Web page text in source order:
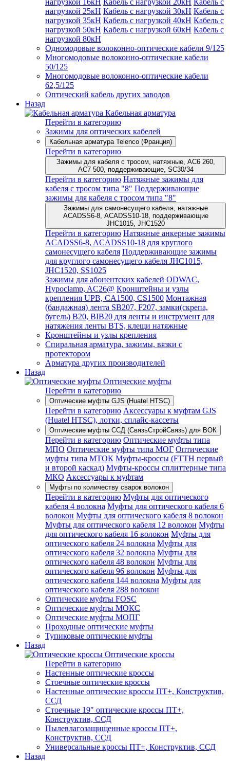
нагрузкой 16кН Кабель с нагрузкой 20кН Кабель с
нагрузкой 25кН Кабель с нагрузкой 30кН Кабель с
нагрузкой 35кН Кабель с нагрузкой 40кН Кабель с
нагрузкой 50кН Кабель с нагрузкой 60кН Кабель с
нагрузкой 80кН
Одномодовые волоконно-оптические кабели 9/125
Многомодовые волоконно-оптические кабели
50/125
Многомодовые волоконно-оптические кабели
62,5/125
Оптический кабель других заводов
Назад
Кабельная арматура
Перейти в категорию
Зажимы для оптических кабелей
Кабельная арматура Telenco (Франция)
Перейти в категорию
Зажимы для кабеля с тросом, натяжные, AC6 260,
AC7 500, поддерживающие, SC30/34
Перейти в категорию Натяжные зажимы для
кабеля с тросом типа "8" Поддерживающие
зажимы для кабеля с тросом типа "8"
Зажимы для самонесущего кабеля, натяжные
ACADSS6-8, ACADSS10-18, поддерживающие
JHC1015, JHC1520
Перейти в категорию Натяжные анкерные зажимы
ACADSS6-8, ACADSS10-18 для круглого
самонесущего кабеля Поддерживающие зажимы
для круглого самонесущего кабеля JHC1015,
JHC1520, SS1025
Зажимы для абонентских кабелей ODWAC,
Hypoclamp, AC26@ Кронштейны и узлы
крепления UPB, CA1500, CS1500 Монтажная
(бандажная) лента SB207, F207, замки(скрепа,
бугель) B20, BIB20 для ленты и инструмент для
натяжения ленты BTS, клещи натяжные
Кронштейны и узлы крепления
Спиральная арматура, зажимы, вязки с
протектором
Арматура других производителей
Назад
Оптические муфты
Перейти в категорию
Оптические муфты GJS (Huatel HTSC)
Перейти в категорию Аксессуары к муфтам GJS
(Huatel HTSC), лотки, сплайс-кассеты
Оптические муфты ССД (СвязьСтройСвязь) для ВОК
Перейти в категорию Оптические муфты типа
МПО Оптические муфты типа МОГ Оптические
муфты типа МТОК Муфты-кроссы (FTTH первый
и второй каскад) Муфты-кроссы сплиттерные типа
МКО Аксессуары к муфтам
Муфты по количеству сварок волокон
Перейти в категорию Муфты для оптического
кабеля 4 волокна Муфты для оптического кабеля 6
волокон Муфты для оптического кабеля 8 волокон
Муфты для оптического кабеля 12 волокон Муфты
для оптического кабеля 16 волокон Муфты для
оптического кабеля 24 волокна Муфты для
оптического кабеля 32 волокна Муфты для
оптического кабеля 48 волокон Муфты для
оптического кабеля 96 волокон Муфты для
оптического кабеля 144 волокна Муфты для
оптического кабеля 288 волокон
Оптические муфты FOSC
Оптические муфты МОКС
Оптические муфты МОПГ
Проходные оптические муфты
Тупиковые оптические муфты
Назад
Оптические кроссы
Перейти в категорию
Настенные оптические кроссы
Стоечные оптические кроссы
Настенные оптические кроссы ПТ+, Конструктив,
ССД
Стоечные 19" оптические кроссы ПТ+,
Конструктив, ССД
Пылевлагозащищенные кроссы ПТ+,
Конструктив, ССД
Универсальные кроссы ПТ+, Конструктив, ССД
Назад